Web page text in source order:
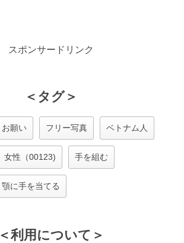
スポンサードリンク
＜タグ＞
お願い フリー写真 ベトナム人
女性（00123) 手を組む
顎に手を当てる
＜利用について＞